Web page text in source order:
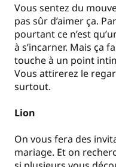
Vous sentez du
pas sûr d’aimer ça.
pourtant ce n’est
à s’incarner. Mais ça
touche à un point
Vous attirerez le
surtout.
Lion
On vous fera des
mariage. Et on